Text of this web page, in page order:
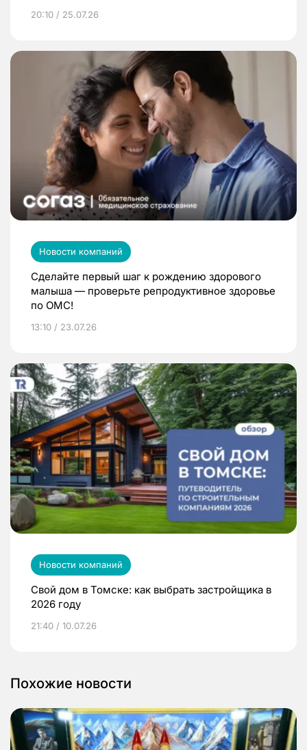
20:10 / 25.07.26
Новости компаний
Сделайте первый шаг к рождению здорового
малыша — проверьте репродуктивное здоровье
по ОМС!
13:10 / 23.07.26
Новости компаний
Свой дом в Томске: как выбрать застройщика в
2026 году
21:40 / 10.07.26
Похожие новости